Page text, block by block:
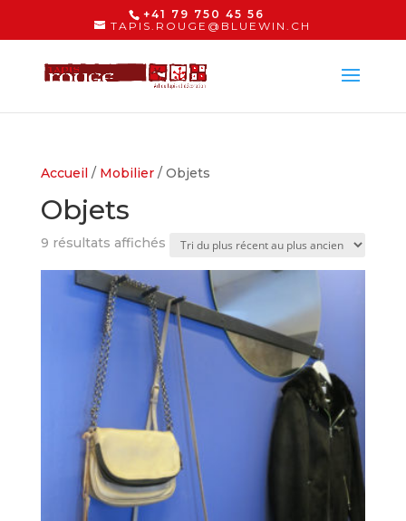
+41 79 750 45 56
TAPIS.ROUGE@BLUEWIN.CH
Accueil / Mobilier/ Objets
Objets
9 résultats affichésTrié
récent
au
plus
ancien